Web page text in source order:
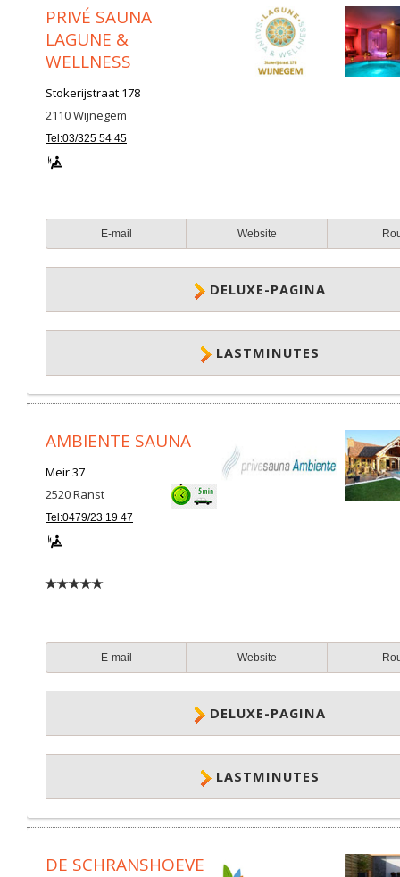
PRIVÉ SAUNA
LAGUNE &
WELLNESS
Stokerijstraat 178
2110Wijnegem
Tel:03/325 54 45
E-mail Website
DELUXE-PAGINA
LASTMINUTES
AMBIENTE SAUNA
Meir 37
2520Ranst
Tel:0479/23 19 47
E-mail Website
DELUXE-PAGINA
LASTMINUTES
DE SCHRANSHOEVE